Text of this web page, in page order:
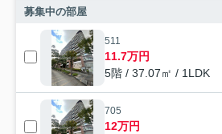
募集中の部屋
511
11.7万円
5階 / 37.07㎡ / 1LDK
705
12万円